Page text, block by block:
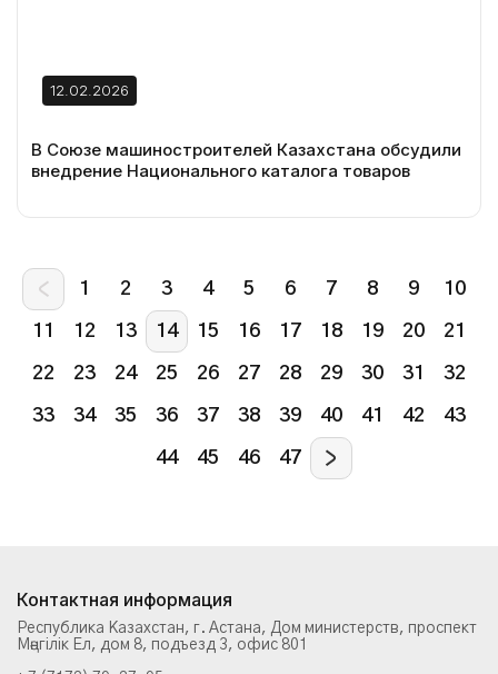
12.02.2026
В Союзе машиностроителей Казахстана обсудили
внедрение Национального каталога товаров
1 2 3 4 5 6 7 8 9 10
11 12 13 14 15 16 17 18 19 20 21
22 23 24 25 26 27 28 29 30 31 32
33 34 35 36 37 38 39 40 41 42 43
44 45 46 47
Контактная информация
Республика Казахстан, г. Астана, Дом министерств, проспект
Мәңгілік Ел, дом 8, подъезд 3, офис 801